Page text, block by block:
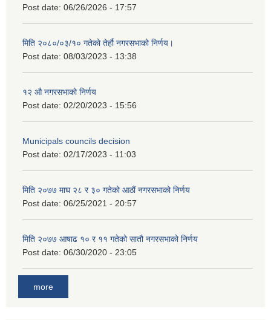
Post date: 06/26/2026 - 17:57
मिति २०८०/०३/१० गतेको तेर्हौ नगरसभाको निर्णय।
Post date: 08/03/2023 - 13:38
१२ औ नगरसभाको निर्णय
Post date: 02/20/2023 - 15:56
Municipals councils decision
Post date: 02/17/2023 - 11:03
मिति २०७७ माघ २८ र ३० गतेको आठौं नगरसभाको निर्णय
Post date: 06/25/2021 - 20:57
मिति २०७७ आषाढ १० र ११ गतेको सातौ नगरसभाको निर्णय
Post date: 06/30/2020 - 23:05
more